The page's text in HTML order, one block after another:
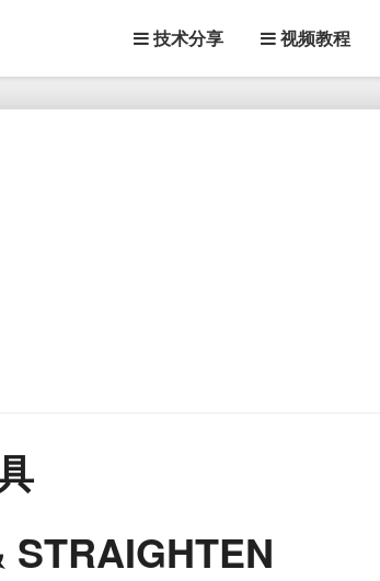
技术分享 视频教程
STRAIGHTEN